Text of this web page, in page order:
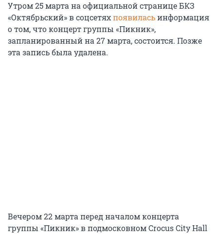
Утром 25 марта на официальной странице БКЗ
«Октябрьский» в соцсетяхпоявиласьинформация
о том, что концерт группы «Пикник»,
запланированный на 27 марта, состоится. Позже
эта запись была удалена.
Вечером 22 марта перед началом концерта
группы «Пикник» в подмосковном Crocus City Hall